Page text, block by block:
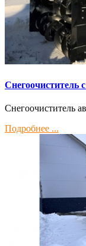
Снегоочиститель
Снегоочиститель
Подробнее ...